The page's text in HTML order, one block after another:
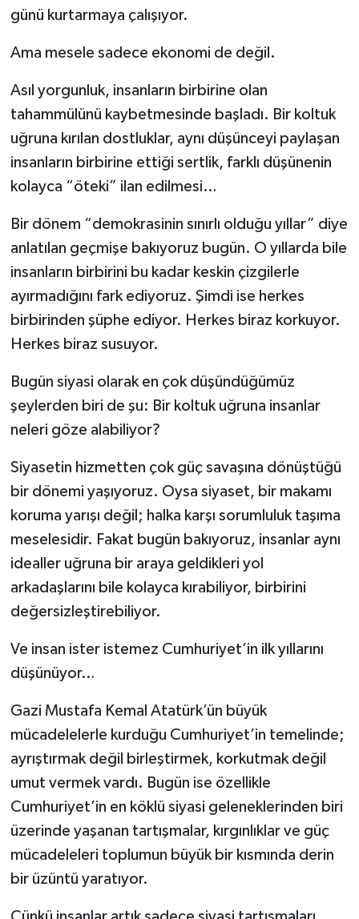
günü kurtarmaya çalışıyor.
Ama mesele sadece ekonomi de değil.
Asıl yorgunluk, insanların birbirine olan
tahammülünü kaybetmesinde başladı. Bir koltuk
uğruna kırılan dostluklar, aynı düşünceyi paylaşan
insanların birbirine ettiği sertlik, farklı düşünenin
kolayca “öteki” ilan edilmesi…
Bir dönem “demokrasinin sınırlı olduğu yıllar” diye
anlatılan geçmişe bakıyoruz bugün. O yıllarda bile
insanların birbirini bu kadar keskin çizgilerle
ayırmadığını fark ediyoruz. Şimdi ise herkes
birbirinden şüphe ediyor. Herkes biraz korkuyor.
Herkes biraz susuyor.
Bugün siyasi olarak en çok düşündüğümüz
şeylerden biri de şu: Bir koltuk uğruna insanlar
neleri göze alabiliyor?
Siyasetin hizmetten çok güç savaşına dönüştüğü
bir dönemi yaşıyoruz. Oysa siyaset, bir makamı
koruma yarışı değil; halka karşı sorumluluk taşıma
meselesidir. Fakat bugün bakıyoruz, insanlar aynı
idealler uğruna bir araya geldikleri yol
arkadaşlarını bile kolayca kırabiliyor, birbirini
değersizleştirebiliyor.
Ve insan ister istemez Cumhuriyet’in ilk yıllarını
düşünüyor…
Gazi Mustafa Kemal Atatürk’ün büyük
mücadelelerle kurduğu Cumhuriyet’in temelinde;
ayrıştırmak değil birleştirmek, korkutmak değil
umut vermek vardı. Bugün ise özellikle
Cumhuriyet’in en köklü siyasi geleneklerinden biri
üzerinde yaşanan tartışmalar, kırgınlıklar ve güç
mücadeleleri toplumun büyük bir kısmında derin
bir üzüntü yaratıyor.